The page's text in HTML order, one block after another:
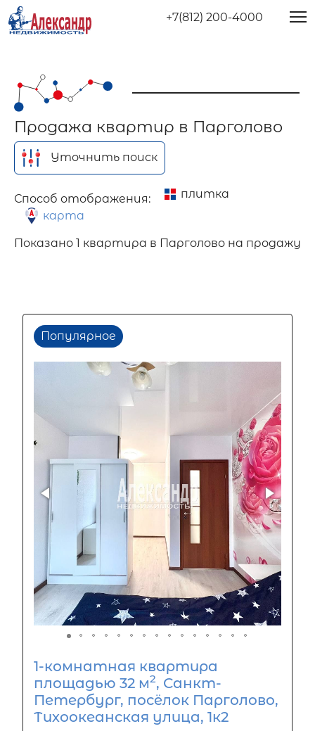
+7(812) 200-4000
Продажа квартир в Парголово
Уточнить поиск
Способ отображения:
плитка
карта
Показано 1 квартира в Парголово на продажу
Популярное
1-комнатная квартира
площадью 32 м2, Санкт-
Петербург, посёлок Парголово,
Тихоокеанская улица, 1к2